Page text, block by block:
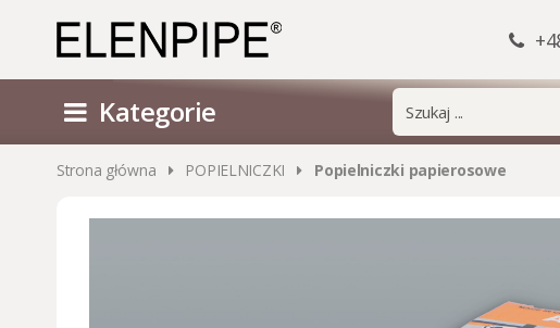
Kategorie
Strona główna POPIELNICZKI Popielniczki papierosowe